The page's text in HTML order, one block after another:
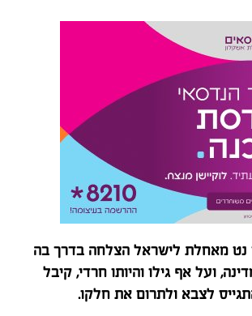
מאחלת לישראל הצלחה בדרך בה
ועל אף גילו והיותו חרדי, קיבל
לצבא ולתרום את חלקו.